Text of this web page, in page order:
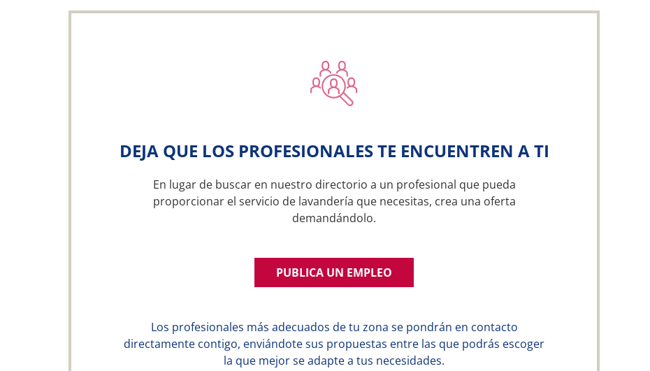
DEJA QUE LOS PROFESIONALES TE ENCUENTREN A TI
En lugar de buscar en nuestro directorio a un profesional que pueda
proporcionar el servicio de lavandería que necesitas, crea una oferta
demandándolo.
PUBLICA UN EMPLEO
Los profesionales más adecuados de tu zona se pondrán en contacto
directamente contigo, enviándote sus propuestas entre las que podrás escoger
la que mejor se adapte a tus necesidades.